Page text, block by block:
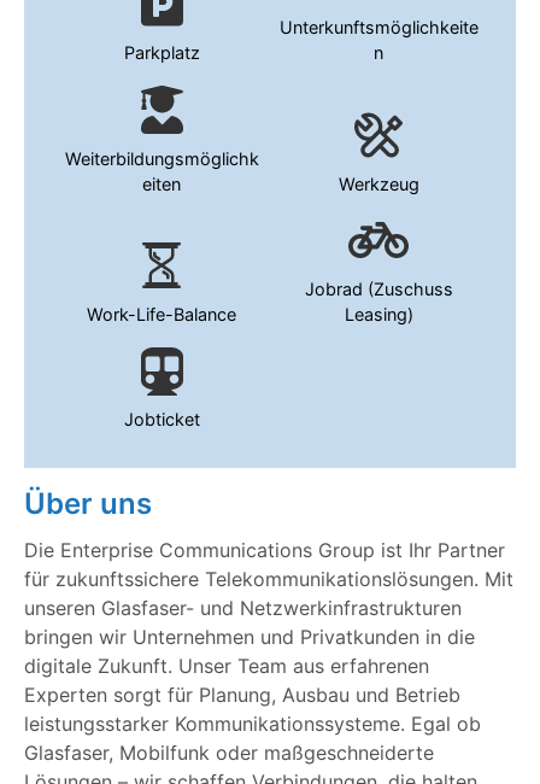
Über uns
Die Enterprise Communications Group ist Ihr Partner
für zukunftssichere Telekommunikationslösungen. Mit
unseren Glasfaser- und Netzwerkinfrastrukturen
bringen wir Unternehmen und Privatkunden in die
digitale Zukunft. Unser Team aus erfahrenen
Experten sorgt für Planung, Ausbau und Betrieb
leistungsstarker Kommunikationssysteme. Egal ob
Glasfaser, Mobilfunk oder maßgeschneiderte
Parkplatz
Unterkunftsmöglichkeite
n
Weiterbildungsmöglichk
eiten
Werkzeug
Work-Life-Balance
Jobrad (Zuschuss
Leasing)
Jobticket